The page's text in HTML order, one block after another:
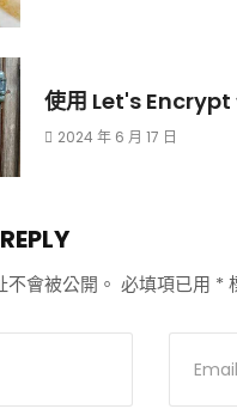
使用 Let's Encrypt
2024 年 6 月 17 日
會被公開。 必填項已用 *